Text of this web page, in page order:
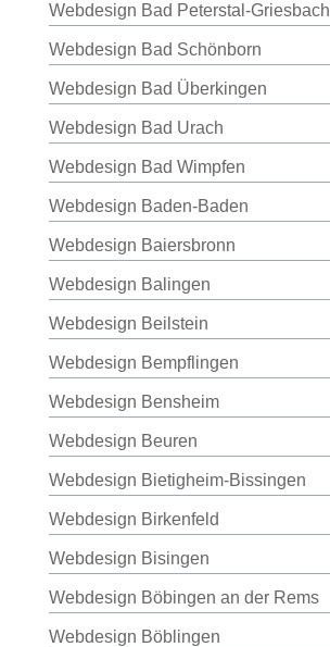
Webdesign Bad Peterstal-Griesbach
Webdesign Bad Schönborn
Webdesign Bad Überkingen
Webdesign Bad Urach
Webdesign Bad Wimpfen
Webdesign Baden-Baden
Webdesign Baiersbronn
Webdesign Balingen
Webdesign Beilstein
Webdesign Bempflingen
Webdesign Bensheim
Webdesign Beuren
Webdesign Bietigheim-Bissingen
Webdesign Birkenfeld
Webdesign Bisingen
Webdesign Böbingen an der Rems
Webdesign Böblingen